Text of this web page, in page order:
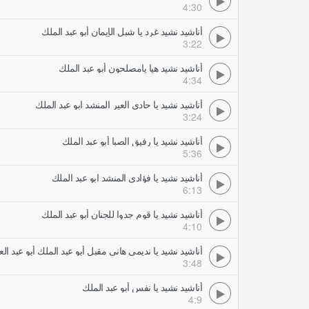
4:30
أناشيد نشيد غرد يا شبل الإيمان أبو عبد الملك
3:22
أناشيد نشيد هيا يامصلحون أبو عبد الملك
4:34
أناشيد نشيد يا حادي العير المنشد ابو عبد الملك
3:24
أناشيد نشيد يا رفيق الصبا أبو عبد الملك
5:36
أناشيد نشيد يا فؤادي المنشد ابو عبد الملك
6:13
أناشيد نشيد يا قوم جدوا للجنان أبو عبد الملك
4:10
أناشيد نشيد يا نديمي هانى مقبل أبو عبد الملك أبو عبد
3:48
أناشيد نشيد يا نفس أبو عبد الملك
4:9